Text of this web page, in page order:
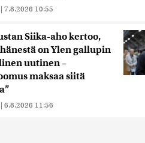
| 7.8.2026 10:55
Siika-aho kertoo,
on Ylen gallupin
uutinen –
maksaa siitä
| 6.8.2026 11:56